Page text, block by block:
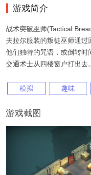
游戏简介
战术突破巫师(Tactical
夫拉尔服装的叛徒巫师通
他们独特的咒语，或倒转
交通术士从四楼窗户打出去。
模拟 趣味
游戏截图